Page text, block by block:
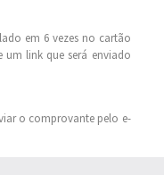
em 6 vezes no cartão
link que será enviado
o comprovante pelo e-